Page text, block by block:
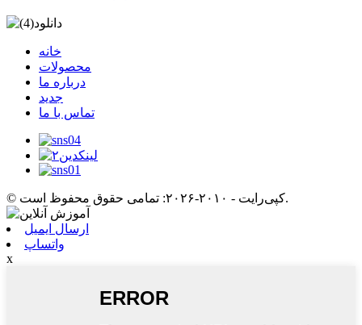
خانه
محصولات
درباره ما
جدید
تماس با ما
© کپی‌رایت - ۲۰۱۰-۲۰۲۶: تمامی حقوق محفوظ است.
ارسال ایمیل
واتساپ
x